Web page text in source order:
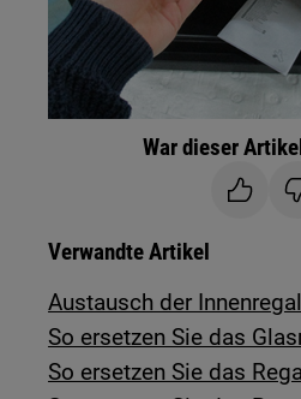
War dieser
Verwandte Artikel
Austausch der
So ersetzen Sie das
So ersetzen Sie das